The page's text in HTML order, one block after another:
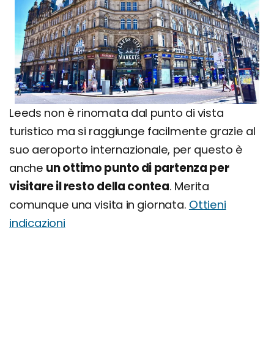
Leeds non è rinomata dal punto di vista
turistico ma si raggiunge facilmente grazie al
suo aeroporto internazionale, per questo è
anche un ottimo punto di partenza per
visitare il resto della contea. Merita
comunque una visita in giornata. Ottieni
indicazioni